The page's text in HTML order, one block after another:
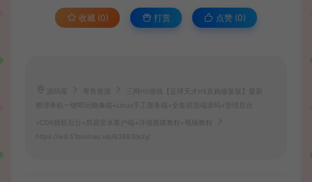
收藏 (0) 打赏 点赞 (0)
寄售资源
三网H5游戏【足球天才H5直购修复版】最新
整理单机一键即玩镜像端+Linux手工服务端+全套前后端源码+管理后台
+CDK授权后台+简易安卓客户端+详细搭建教程+视频教程
https://wd.51boshao.vip/63883/jszy/